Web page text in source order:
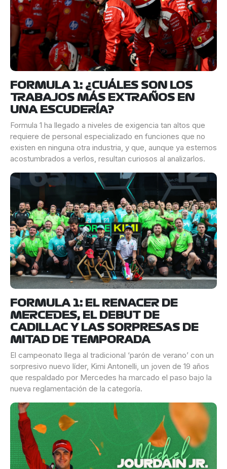
FORMULA 1: ¿CUÁLES SON LOS
TRABAJOS MÁS EXTRAÑOS EN
UNA ESCUDERÍA?
Formula 1 ha llegado a niveles de exigencia tan altos que
requiere de personal especializado en funciones que no
existen en ninguna otra industria, y que, aunque ya estemos
acostumbrados a verlos, resultan curiosos al analizarlos.
FORMULA 1: EL RENACER DE
MERCEDES, EL DEBUT DE
CADILLAC Y LAS SORPRESAS DE
MITAD DE TEMPORADA
El campeonato llega al tradicional ‘parón de verano’ con un
sorpresivo nuevo líder, Kimi Antonelli, un joven de 19 años
que respaldado por Mercedes ha marcado el paso bajo la
nueva reglamentación de la categoría.